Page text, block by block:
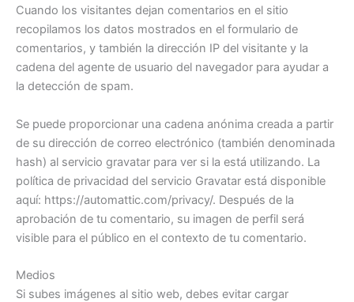
Cuando los visitantes dejan comentarios en el sitio
recopilamos los datos mostrados en el formulario de
comentarios, y también la dirección IP del visitante y la
cadena del agente de usuario del navegador para ayudar a
la detección de spam.
Se puede proporcionar una cadena anónima creada a partir
de su dirección de correo electrónico (también denominada
hash) al servicio gravatar para ver si la está utilizando. La
política de privacidad del servicio Gravatar está disponible
aquí: https://automattic.com/privacy/. Después de la
aprobación de tu comentario, su imagen de perfil será
visible para el público en el contexto de tu comentario.
Medios
Si subes imágenes al sitio web, debes evitar cargar